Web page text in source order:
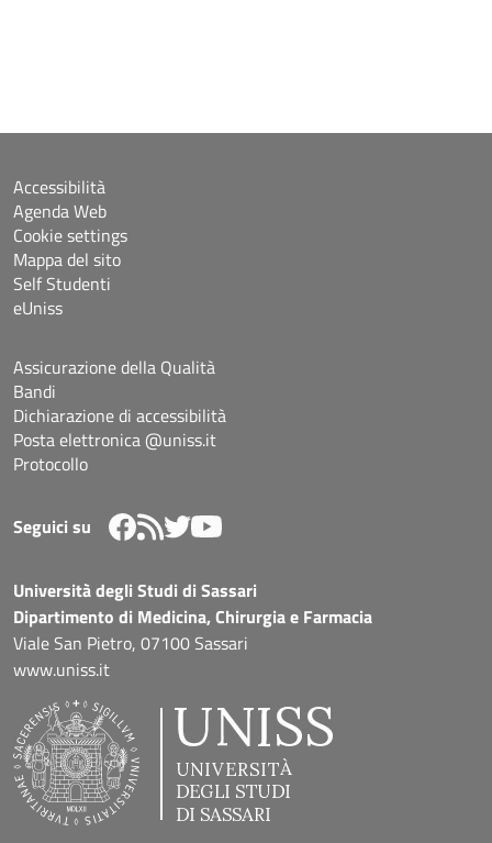
Università degli Studi di Sassari
Dipartimento di Medicina, Chirurgia e Farmacia
Viale San Pietro, 07100 Sassari
www.uniss.it
Accessibilità
Agenda Web
Cookie settings
Mappa del sito
Self Studenti
eUniss
Assicurazione della Qualità
Bandi
Dichiarazione di accessibilità
Posta elettronica @uniss.it
Protocollo
Seguici su